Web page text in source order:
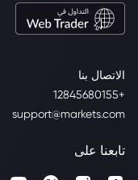
الاتصال بنا
+12845680155
support@markets.com
تابعنا على